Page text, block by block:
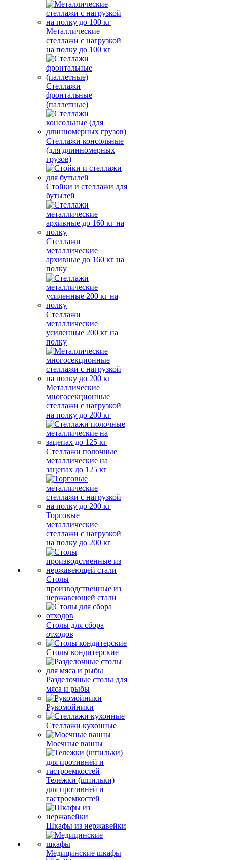
Металлические
стеллажи с нагрузкой
на полку до 100 кг
Стеллажи
фронтальные
(паллетные)
Стеллажи консольные
(для длинномерных
грузов)
Стойки и стеллажи для
бутылей
Стеллажи
металлические
архивные до 160 кг на
полку
Стеллажи
металлические
усиленные 200 кг на
полку
Металлические
многосекционные
стеллажи с нагрузкой
на полку до 200 кг
Стеллажи полочные
металлические на
зацепах до 125 кг
Торговые
металлические
стеллажи с нагрузкой
на полку до 200 кг
Столы
производственные из
нержавеющей стали
Столы для сбора
отходов
Столы кондитерские
Разделочные столы для
мяса и рыбы
Рукомойники
Стеллажи кухонные
Моечные ванны
Тележки (шпильки)
для противней и
гастроемкостей
Шкафы из нержавейки
Медицинские шкафы